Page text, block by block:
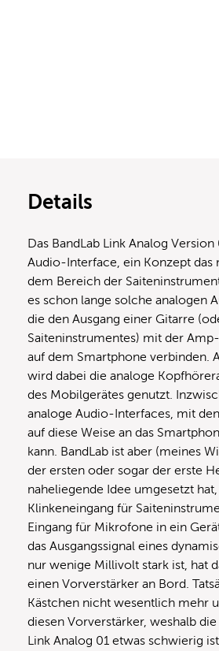
Details
Das BandLab Link Analog
Audio-Interface, ein Konzept das
dem Bereich der
es schon lange solche analogen
die den Ausgang einer Gitarre
Saiteninstrumentes) mit der
auf dem Smartphone verbinden.
wird dabei die analoge
des Mobilgerätes genutzt.
analoge Audio-Interfaces, mit
auf diese Weise an das
kann. BandLab ist aber (meines
der ersten oder sogar der erste
naheliegende Idee umgesetzt
Klinkeneingang für
Eingang für Mikrofone in ein
das Ausgangssignal eines
nur wenige Millivolt stark ist, hat
einen Vorverstärker an Bord.
Kästchen nicht wesentlich mehr
diesen Vorverstärker, weshalb
Link Analog 01 etwas schwierig